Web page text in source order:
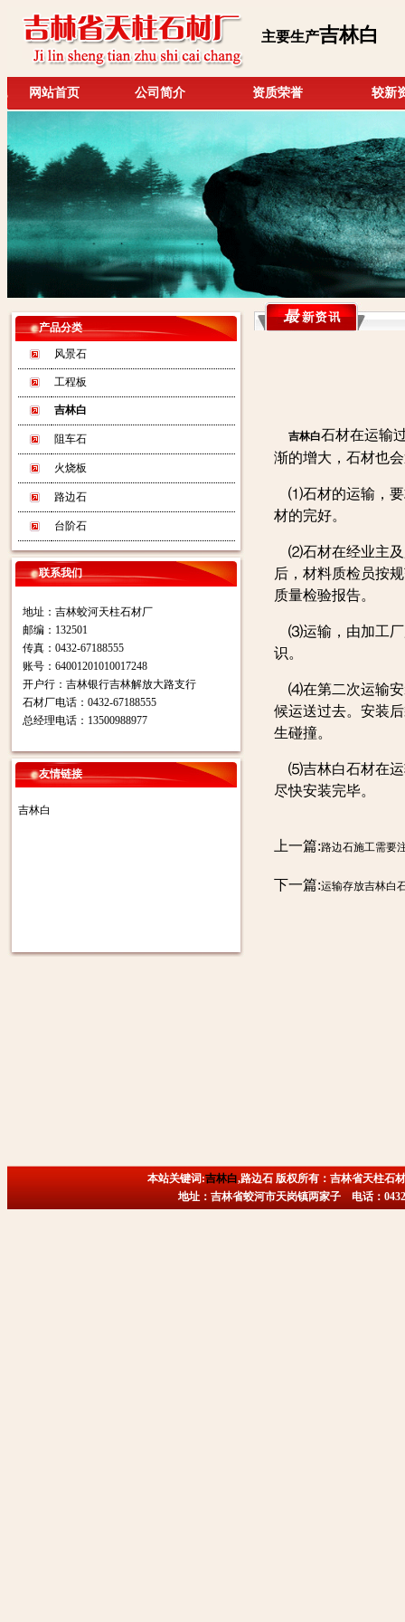
主要生产吉林白
网站首页 公司简介 资质荣誉 较新
产品分类
风景石
工程板
吉林白
阻车石
火烧板
路边石
台阶石
联系我们
地址：吉林蛟河天柱石材厂
邮编：132501
传真：0432-67188555
账号：64001201010017248
开户行：吉林银行吉林解放大路支行
石材厂电话：0432-67188555
总经理电话：13500988977
友情链接
吉林白
吉林白石材在运输
渐的增大，石材也
⑴石材的运输，要
材的完好。
⑵石材在经业主及
后，材料质检员按
质量检验报告。
⑶运输，由加工厂
识。
⑷在第二次运输安
候运送过去。安装
生碰撞。
⑸吉林白石材在运
尽快安装完毕。
上一篇:路边石施工需要
下一篇:运输存放吉林白
本站关键词:吉林白,路边石 版权所有：吉林省天柱石
地址：吉林省蛟河市天岗镇两家子 电话：